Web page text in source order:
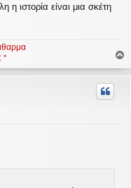
ιστορία είναι μια σκέτη
"
ο
ρ